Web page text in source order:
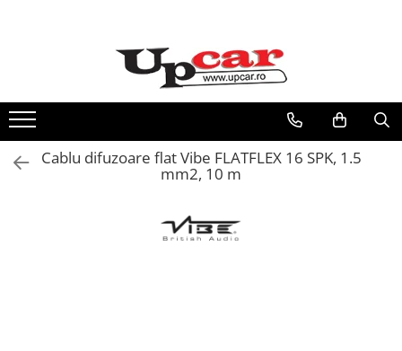
Aplice si Pendule
Electrocasnice Mici
Audio & Video
Cablu difuzoare flat Vibe FLATFLEX 16 SPK, 1.5
mm2, 10 m